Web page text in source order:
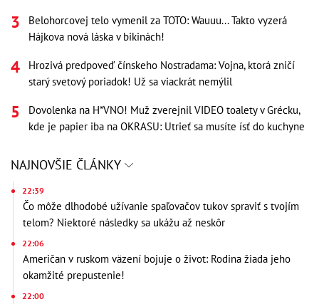
Belohorcovej telo vymenil za TOTO: Wauuu... Takto vyzerá
Hájkova nová láska v bikinách!
Hrozivá predpoveď čínskeho Nostradama: Vojna, ktorá zničí
starý svetový poriadok! Už sa viackrát nemýlil
Dovolenka na H*VNO! Muž zverejnil VIDEO toalety v Grécku,
kde je papier iba na OKRASU: Utrieť sa musíte ísť do kuchyne
NAJNOVŠIE ČLÁNKY
22:39
Čo môže dlhodobé užívanie spaľovačov tukov spraviť s tvojím
telom? Niektoré následky sa ukážu až neskôr
22:06
Američan v ruskom väzení bojuje o život: Rodina žiada jeho
okamžité prepustenie!
22:00